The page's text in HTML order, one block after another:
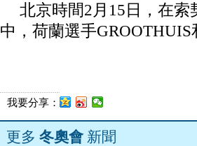
北京時間2月15日，在
中，荷蘭選手
我要分享：
更多 冬奧會新聞